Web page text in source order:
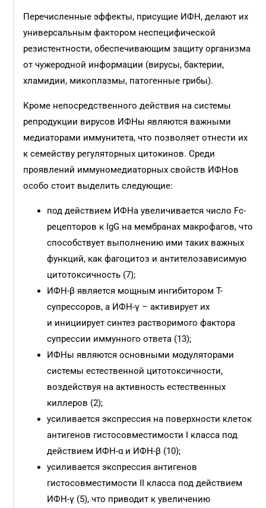
Перечисленные эффекты, присущие ИФН, делают их
универсальным фактором неспецифической
резистентности, обеспечивающим защиту организма
от чужеродной информации (вирусы, бактерии,
хламидии, микоплазмы, патогенные грибы).
Кроме непосредственного дей­ствия на системы
репродукции вирусов ИФНы являются важными
медиаторами иммунитета, что позволяет отнести их
к семейству регуляторных цитокинов. Среди
проявлений иммуномедиаторных свойств ИФНов
особо стоит выделить следующие:
под действием ИФНа увеличивается число Fc-
рецепторов к IgG на мембранах макрофагов, что
способствует выполнению ими таких важных
функций, как фагоцитоз и антителозависимую
цитотоксичность (7);
ИФН-β является мощным ингибитором Т-
супрессоров, а ИФН-γ – активирует их
и инициирует синтез растворимого фактора
супрессии иммунного ответа (13);
ИФНы являются основными модуляторами
системы естественной цитотоксичности,
воздействуя на активность естественных
киллеров (2);
усиливается экспрессия на поверхности клеток
антигенов гистосовместимости I класса под
действием ИФН-α и ИФН-β (10);
усиливается экспрессия антигенов
гистосовместимости II класса под действием
ИФН-γ (5), что приводит к увеличению